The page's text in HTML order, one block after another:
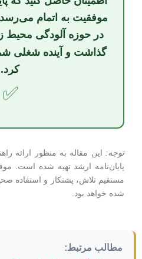
موفقیت به اتمام می‌رسد،
در حوزه آلودگی
گذاشت و آینده شغلی
کرد.
✅
توجه: این مقاله به منظور ارائه
پایان‌نامه ارشد تهیه شده است.
مستقیم تلاش، پشتکار و استفاده
شده خواهد بود.
مطالب مرتبط: